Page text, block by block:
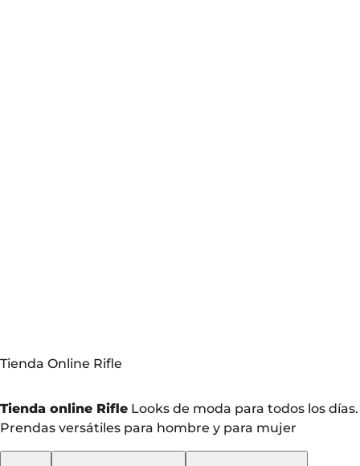
Tienda Online Rifle
Tienda online Rifle Looks de moda para todos los días.
Prendas versátiles para hombre y para mujer